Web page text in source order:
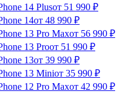
14 Plusот 51 990 ₽
14от 48 990 ₽
13 Pro Maxот 56 990 ₽
13 Proот 51 990 ₽
13от 39 990 ₽
13 Miniот 35 990 ₽
12 Pro Maxот 42 990 ₽